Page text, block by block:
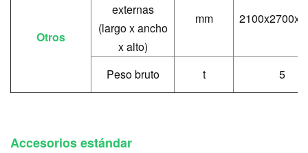
Otros
externas
(largo x ancho
x alto)
mm
Peso bruto t 5
Accesorios estándar